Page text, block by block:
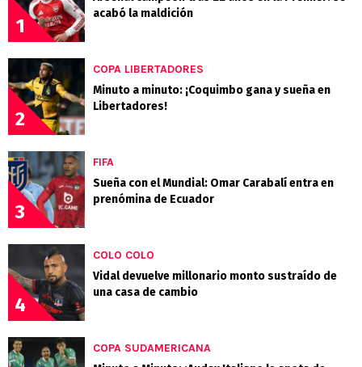
1
acabó la maldición
2
COPA LIBERTADORES
Minuto a minuto: ¡Coquimbo gana y sueña en
Libertadores!
3
FIFA
Sueña con el Mundial: Omar Carabalí entra en
prenómina de Ecuador
4
COLO COLO
Vidal devuelve millonario monto sustraído de
una casa de cambio
COPA SUDAMERICANA